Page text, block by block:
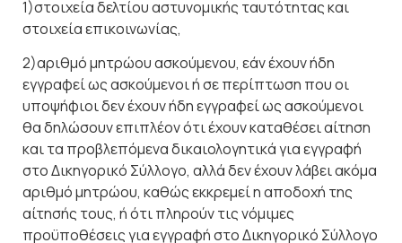
1)στοιχεία δελτίου αστυνομικής ταυτότητας και
στοιχεία επικοινωνίας,
2)αριθμό μητρώου ασκούμενου, εάν έχουν ήδη
εγγραφεί ως ασκούμενοι ή σε περίπτωση που οι
υποψήφιοι δεν έχουν ήδη εγγραφεί ως ασκούμενοι
θα δηλώσουν επιπλέον ότι έχουν καταθέσει αίτηση
και τα προβλεπόμενα δικαιολογητικά για εγγραφή
στο Δικηγορικό Σύλλογο, αλλά δεν έχουν λάβει ακόμα
αριθμό μητρώου, καθώς εκκρεμεί η αποδοχή της
αίτησής τους, ή ότι πληρούν τις νόμιμες
προϋποθέσεις για εγγραφή στο Δικηγορικό Σύλλογο